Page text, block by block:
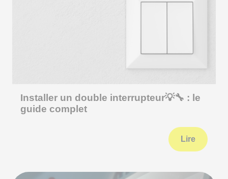
Installer un double interrupteur💡🔧 : le
guide complet
Lire